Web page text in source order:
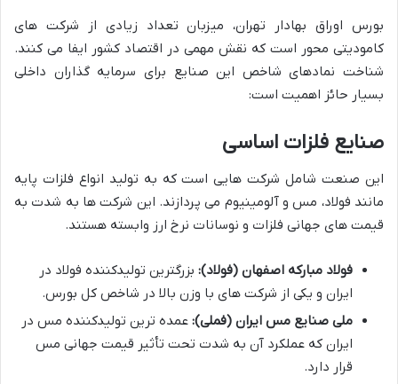
بورس اوراق بهادار تهران، میزبان تعداد زیادی از شرکت های
کامودیتی محور است که نقش مهمی در اقتصاد کشور ایفا می کنند.
شناخت نمادهای شاخص این صنایع برای سرمایه گذاران داخلی
بسیار حائز اهمیت است:
صنایع فلزات اساسی
این صنعت شامل شرکت هایی است که به تولید انواع فلزات پایه
مانند فولاد، مس و آلومینیوم می پردازند. این شرکت ها به شدت به
قیمت های جهانی فلزات و نوسانات نرخ ارز وابسته هستند.
فولاد مبارکه اصفهان (فولاد): بزرگترین تولیدکننده فولاد در
ایران و یکی از شرکت های با وزن بالا در شاخص کل بورس.
ملی صنایع مس ایران (فملی): عمده ترین تولیدکننده مس در
ایران که عملکرد آن به شدت تحت تأثیر قیمت جهانی مس
قرار دارد.